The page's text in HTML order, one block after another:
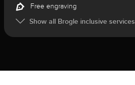
Free engraving
Show all Brogle inclusive services